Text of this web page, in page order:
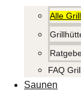
Alle
FAQ
Saunen